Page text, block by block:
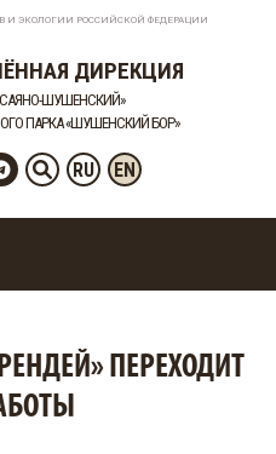
И ЭКОЛОГИИ РОССИЙСКОЙ ФЕДЕРАЦИИ
ДИРЕКЦИЯ
ШУШЕНСКИЙ»
ПАРКА «ШУШЕНСКИЙ БОР»
RU EN
ПЕРЕХОДИТ